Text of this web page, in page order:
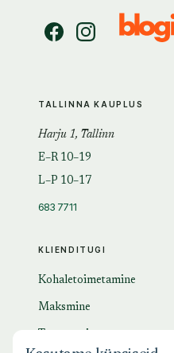
KLIENDITUGI
Kohaletoimetamine
Maksmine
TALLINNA KAUPLUS
Harju 1, Tallinn
E–R 10–19
L–P 10–17
683 7711